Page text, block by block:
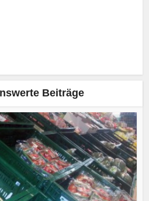
Beiträge